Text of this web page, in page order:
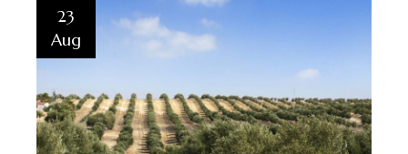
23
Aug